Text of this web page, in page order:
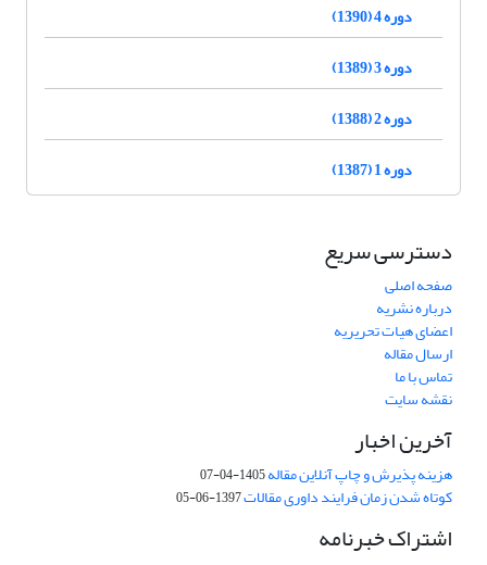
دوره 4 (1390)
دوره 3 (1389)
دوره 2 (1388)
دوره 1 (1387)
دسترسی سریع
صفحه اصلی
درباره نشریه
اعضای هیات تحریریه
ارسال مقاله
تماس با ما
نقشه سایت
آخرین اخبار
هزینه پذیرش و چاپ آنلاین مقاله1405-04-07
کوتاه شدن زمان فرایند داوری مقالات1397-06-05
اشتراک خبرنامه